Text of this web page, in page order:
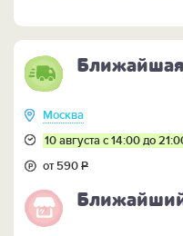
корпоративный или
праздничный день
подробностях.
Москва
10 августа с 14:00 до
от 590Р